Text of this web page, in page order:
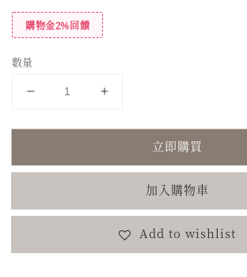
購物金2%回饋
數量
立即購買
加入購物車
Add to wishlist